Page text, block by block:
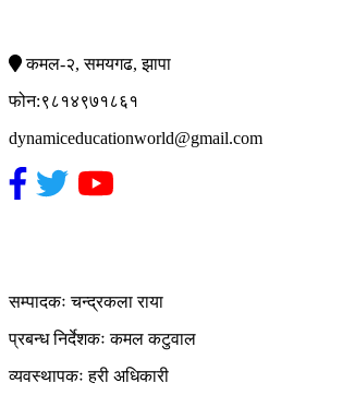
कमल-२, समयगढ, झापा
फोन:९८१४९७१८६१
dynamiceducationworld@gmail.com
सम्पादकः चन्द्रकला राया
प्रबन्ध निर्देशकः कमल कटुवाल
व्यवस्थापकः हरी अधिकारी